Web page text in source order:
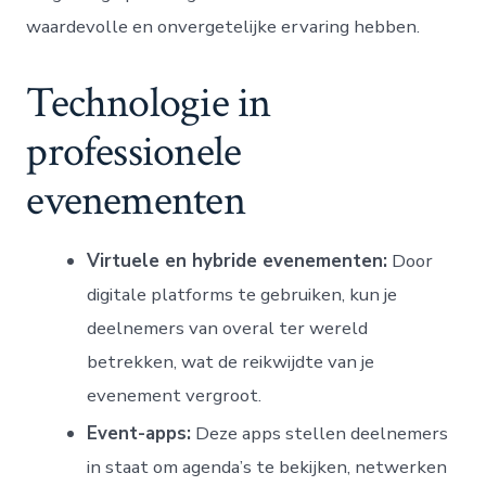
waardevolle en onvergetelijke ervaring hebben.
Technologie in
professionele
evenementen
Virtuele en hybride evenementen: Door
digitale platforms te gebruiken, kun je
deelnemers van overal ter wereld
betrekken, wat de reikwijdte van je
evenement vergroot.
Event-apps: Deze apps stellen deelnemers
in staat om agenda’s te bekijken, netwerken